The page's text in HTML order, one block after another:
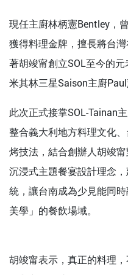
現任主廚林柄憲Bentley，
獲得料理金牌，擅長將台
著胡竣甯創立SOL至今的
米其林三星Saison主廚Paul
此次正式接掌SOL-Tainan
整合義大利地方料理文化
烤技法，結合創辦人胡竣
沉浸式主題餐宴設計理念
統，讓台南成為少見能同
美學」的餐飲場域。
胡竣甯表示，真正的料理